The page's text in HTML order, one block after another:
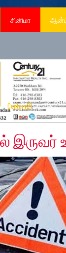
சினிமா
Century21
25,
இருவர்